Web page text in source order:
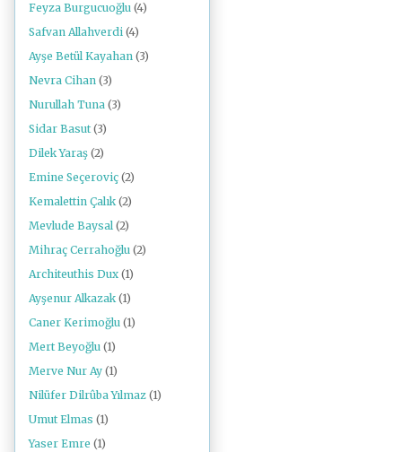
Feyza Burgucuoğlu (4)
Safvan Allahverdi (4)
Ayşe Betül Kayahan (3)
Nevra Cihan (3)
Nurullah Tuna (3)
Sidar Basut (3)
Dilek Yaraş (2)
Emine Seçeroviç (2)
Kemalettin Çalık (2)
Mevlude Baysal (2)
Mihraç Cerrahoğlu (2)
Architeuthis Dux (1)
Ayşenur Alkazak (1)
Caner Kerimoğlu (1)
Mert Beyoğlu (1)
Merve Nur Ay (1)
Nilüfer Dilrûba Yılmaz (1)
Umut Elmas (1)
Yaser Emre (1)